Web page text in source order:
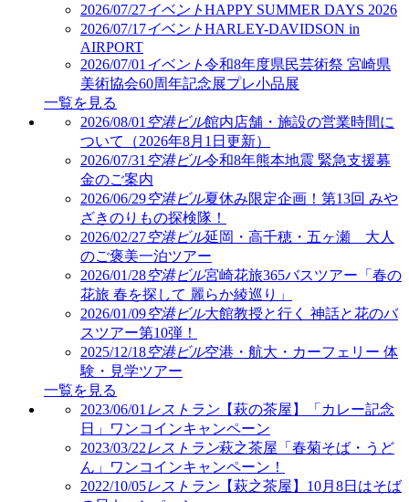
2026/07/27イベントHAPPY SUMMER DAYS 2026
2026/07/17イベントHARLEY-DAVIDSON in
AIRPORT
2026/07/01イベント令和8年度県民芸術祭 宮崎県
美術協会60周年記念展プレ小品展
一覧を見る
2026/08/01空港ビル館内店舗・施設の営業時間に
ついて（2026年8月1日更新）
2026/07/31空港ビル令和8年熊本地震 緊急支援募
金のご案内
2026/06/29空港ビル夏休み限定企画！第13回 みや
ざきのりもの探検隊！
2026/02/27空港ビル延岡・高千穂・五ヶ瀬 大人
のご褒美一泊ツアー
2026/01/28空港ビル宮崎花旅365バスツアー「春の
花旅 春を探して 麗らか綾巡り」
2026/01/09空港ビル大館教授と行く 神話と花のバ
スツアー第10弾！
2025/12/18空港ビル空港・航大・カーフェリー 体
験・見学ツアー
一覧を見る
2023/06/01レストラン【萩の茶屋】「カレー記念
日」ワンコインキャンペーン
2023/03/22レストラン萩之茶屋「春菊そば・うど
ん」ワンコインキャンペーン！
2022/10/05レストラン【萩之茶屋】10月8日はそば